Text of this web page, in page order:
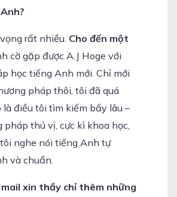
rất nhiều. Cho đến một
cờ gặp được A.J Hoge với
học tiếng Anh mới. Chỉ mới
pháp thôi, tôi đã quá
là điều tôi tìm kiếm bấy lâu –
pháp thú vị, cực kì khoa học,
nghe nói tiếng Anh tự
và chuẩn.
xin thầy chỉ thêm những